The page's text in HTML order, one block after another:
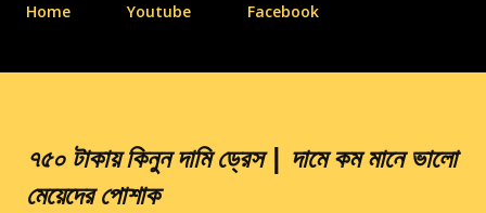
Home
Youtube Facebook
৭৫০ টাকায় কিনুন দামি ড্রেস | দামে কম মানে ভালো
মেয়েদের পোশাক